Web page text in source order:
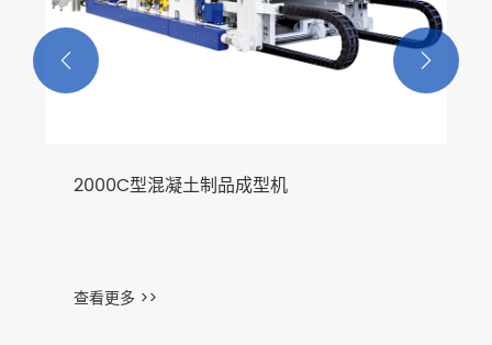
2000C型混凝土制品成型机
查看更多 >>
 